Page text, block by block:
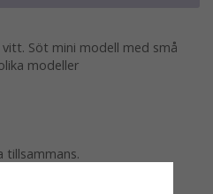
Söt mini modell med små
modeller
tillsammans.